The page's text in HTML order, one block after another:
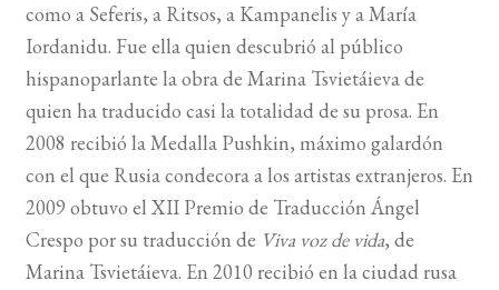
como a Seferis, a Ritsos, a Kampanelis y a María
Iordanidu. Fue ella quien descubrió al público
hispanoparlante la obra de Marina Tsvietáieva de
quien ha traducido casi la totalidad de su prosa. En
2008 recibió la Medalla Pushkin, máximo galardón
con el que Rusia condecora a los artistas extranjeros. En
2009 obtuvo el XII Premio de Traducción Ángel
Crespo por su traducción de Viva voz de vida, de
Marina Tsvietáieva. En 2010 recibió en la ciudad rusa